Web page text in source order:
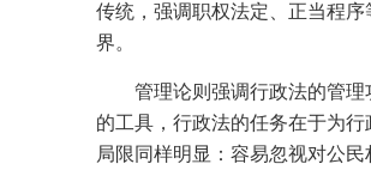
传统，强调职权法定、正当程
界。
管理论则强调行政法的管
的工具，行政法的任务在于为
局限同样明显：容易忽视对公